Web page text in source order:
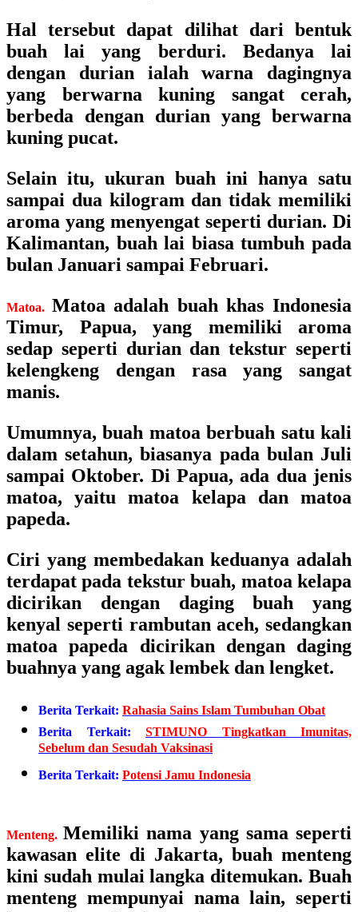
Hal tersebut dapat dilihat dari bentuk
buah lai yang berduri. Bedanya lai
dengan durian ialah warna dagingnya
yang berwarna kuning sangat cerah,
berbeda dengan durian yang berwarna
kuning pucat.
Selain itu, ukuran buah ini hanya satu
sampai dua kilogram dan tidak memiliki
aroma yang menyengat seperti durian. Di
Kalimantan, buah lai biasa tumbuh pada
bulan Januari sampai Februari.
Matoa. Matoa adalah buah khas Indonesia
Timur, Papua, yang memiliki aroma
sedap seperti durian dan tekstur seperti
kelengkeng dengan rasa yang sangat
manis.
Umumnya, buah matoa berbuah satu kali
dalam setahun, biasanya pada bulan Juli
sampai Oktober. Di Papua, ada dua jenis
matoa, yaitu matoa kelapa dan matoa
papeda.
Ciri yang membedakan keduanya adalah
terdapat pada tekstur buah, matoa kelapa
dicirikan dengan daging buah yang
kenyal seperti rambutan aceh, sedangkan
matoa papeda dicirikan dengan daging
buahnya yang agak lembek dan lengket.
Berita Terkait: Rahasia Sains Islam Tumbuhan Obat
Berita Terkait:
STIMUNO Tingkatkan Imunitas,
Sebelum dan Sesudah Vaksinasi
Berita Terkait: Potensi Jamu Indonesia
Menteng. Memiliki nama yang sama seperti
kawasan elite di Jakarta, buah menteng
kini sudah mulai langka ditemukan. Buah
menteng mempunyai nama lain, seperti